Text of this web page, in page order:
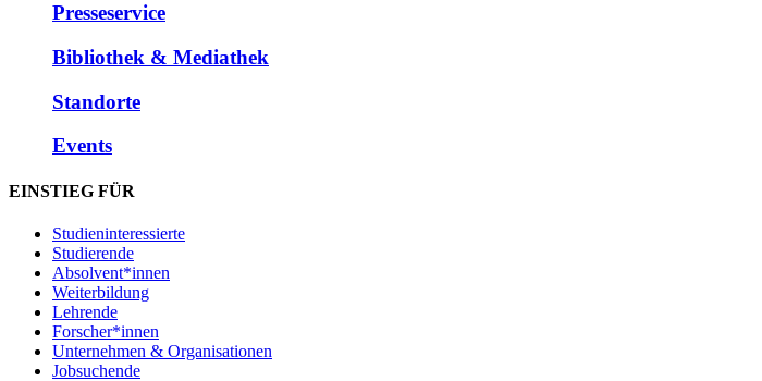
Presseservice
Bibliothek & Mediathek
Standorte
Events
EINSTIEG FÜR
Studieninteressierte
Studierende
Absolvent*innen
Weiterbildung
Lehrende
Forscher*innen
Unternehmen & Organisationen
Jobsuchende